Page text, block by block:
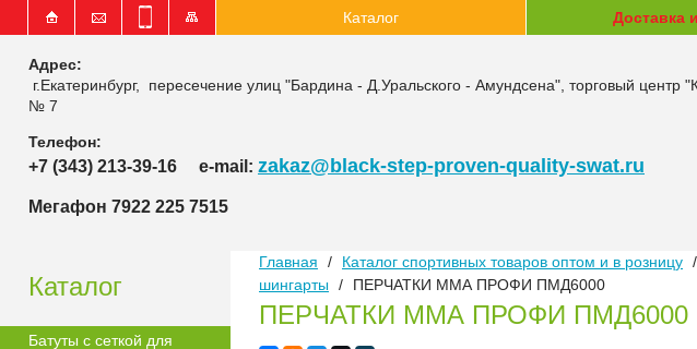
Каталог Доставка
Адрес:
г.Екатеринбург, пересечение улиц "Бардина - Д.Уральского - Амундсена", торговый центр
№ 7
Телефон:
+7 (343) 213-39-16 e-mail: zakaz@black-step-proven-quality-swat.ru
Мегафон 7922 225 7515
Каталог
Батуты с сеткой для
Главная / Каталог спортивных товаров оптом и в розницу /
шингарты / ПЕРЧАТКИ ММА ПРОФИ ПМД6000
ПЕРЧАТКИ ММА ПРОФИ ПМД6000